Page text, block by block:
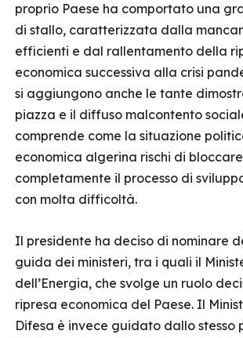
proprio Paese ha comportato una
di stallo, caratterizzata dalla
efficienti e dal rallentamento della
economica successiva alla crisi
si aggiungono anche le tante
piazza e il diffuso malcontento
comprende come la situazione
economica algerina rischi di bloccare
completamente il processo di
con molta difficoltà.
Il presidente ha deciso di nominare
guida dei ministeri, tra i quali il
dell’Energia, che svolge un ruolo
ripresa economica del Paese. Il
Difesa è invece guidato dallo stesso